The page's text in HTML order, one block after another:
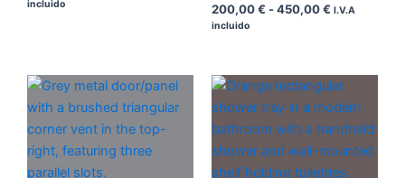
incluido
200,00€ -450,00€ I.V.A
incluido
Rango
de
precios:
desde
hasta
Rango
precios:
desde
200,00 €
hasta
450,00 €